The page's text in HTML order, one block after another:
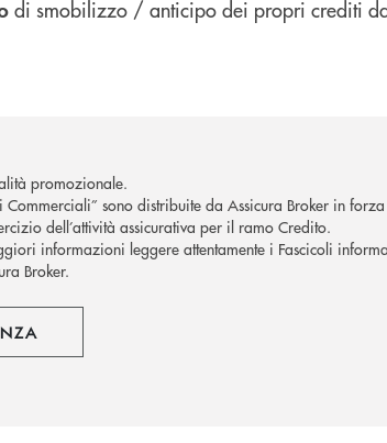
di smobilizzo / anticipo dei propri crediti
promozionale.
Commerciali” sono distribuite da Assicura Broker in
dell’attività assicurativa per il ramo Credito.
informazioni leggere attentamente i Fascicoli
Broker.